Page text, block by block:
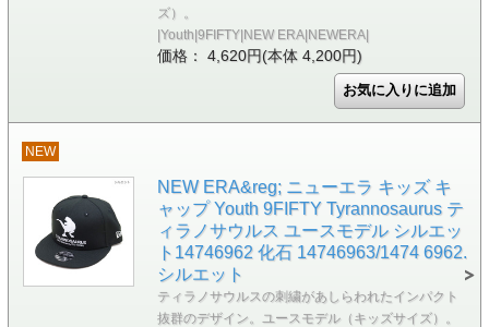
ズ）。
|Youth|9FIFTY|NEW ERA|NEWERA|
価格： 4,620円(本体 4,200円)
NEW
NEW ERA&reg; ニューエラ キッズ キ
ャップ Youth 9FIFTY Tyrannosaurus テ
ィラノサウルス ユースモデル シルエッ
ト14746962 化石 14746963/1474 6962.
シルエット
ティラノサウルスの刺繍があしらわれたインパクト
抜群のデザイン。ユースモデル（キッズサイズ）。